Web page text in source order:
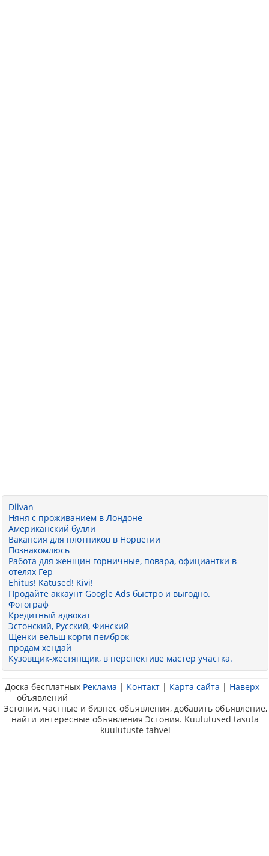
Diivan
Няня с проживанием в Лондоне
Американский булли
Вакансия для плотников в Норвегии
Познакомлюсь
Работа для женщин горничные, повара, официантки в
отелях Гер
Ehitus! Katused! Kivi!
Продайте аккаунт Google Ads быстро и выгодно.
Фотограф
Кредитный адвокат
Эстонский, Русский, Финский
Щенки вельш корги пемброк
продам хендай
Кузовщик-жестянщик, в перспективе мастер участка.
Реклама | Контакт | Карта сайта | Наверх
Доска бесплатных
объявлений
Эстонии, частные и бизнес объявления, добавить объявление,
найти интересные объявления Эстония. Kuulutused tasuta
kuulutuste tahvel